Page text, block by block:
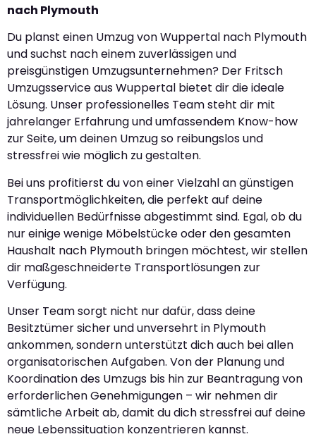
nach Plymouth
Du planst einen Umzug von Wuppertal nach Plymouth
und suchst nach einem zuverlässigen und
preisgünstigen Umzugsunternehmen? Der Fritsch
Umzugsservice aus Wuppertal bietet dir die ideale
Lösung. Unser professionelles Team steht dir mit
jahrelanger Erfahrung und umfassendem Know-how
zur Seite, um deinen Umzug so reibungslos und
stressfrei wie möglich zu gestalten.
Bei uns profitierst du von einer Vielzahl an günstigen
Transportmöglichkeiten, die perfekt auf deine
individuellen Bedürfnisse abgestimmt sind. Egal, ob du
nur einige wenige Möbelstücke oder den gesamten
Haushalt nach Plymouth bringen möchtest, wir stellen
dir maßgeschneiderte Transportlösungen zur
Verfügung.
Unser Team sorgt nicht nur dafür, dass deine
Besitztümer sicher und unversehrt in Plymouth
ankommen, sondern unterstützt dich auch bei allen
organisatorischen Aufgaben. Von der Planung und
Koordination des Umzugs bis hin zur Beantragung von
erforderlichen Genehmigungen – wir nehmen dir
sämtliche Arbeit ab, damit du dich stressfrei auf deine
neue Lebenssituation konzentrieren kannst.